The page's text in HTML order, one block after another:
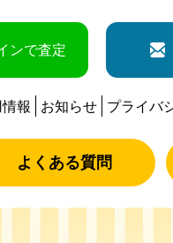
ンで査定
報 お知らせ プライバ
よくある質問